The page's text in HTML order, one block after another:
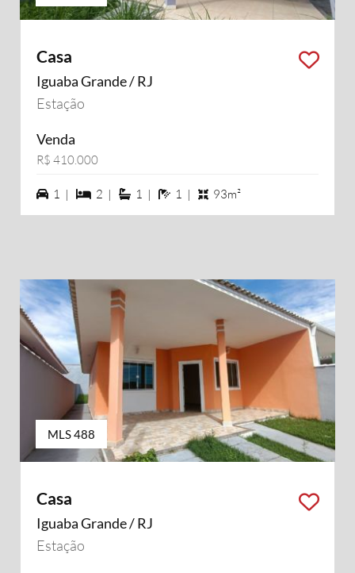
Casa
Iguaba Grande / RJ
Estação
Venda
R$ 410.000
1 vagas na garagem
1 | 2 dormiórios
2 | 1 suítes
1 | 1 banheiros
1 | 93m²
MLS 488
Casa
Iguaba Grande / RJ
Estação